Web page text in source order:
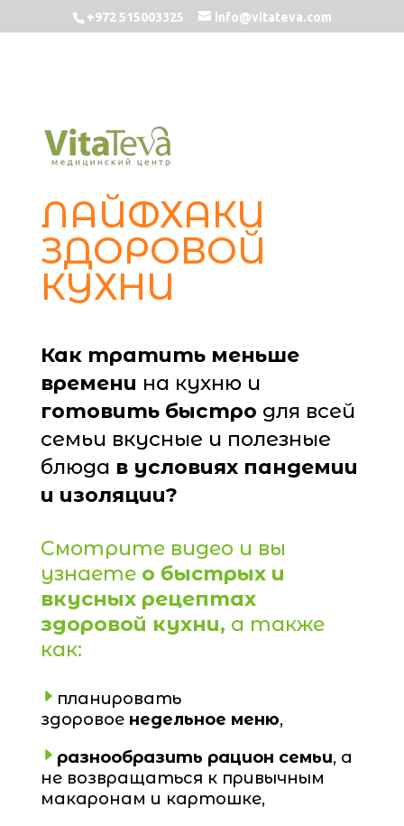
+972 515003325 info@vitateva.com
ЛАЙФХАКИ
ЗДОРОВОЙ
КУХНИ
Как тратить меньше
времени на кухню и
готовить быстро для всей
семьи вкусные и полезные
блюда в условиях пандемии
и изоляции?
Смотрите видео и вы
узнаете о быстрых и
вкусных рецептах
здоровой кухни, а также
как:
планировать
здоровое недельное меню,
разнообразить рацион семьи, а
не возвращаться к привычным
макаронам и картошке,